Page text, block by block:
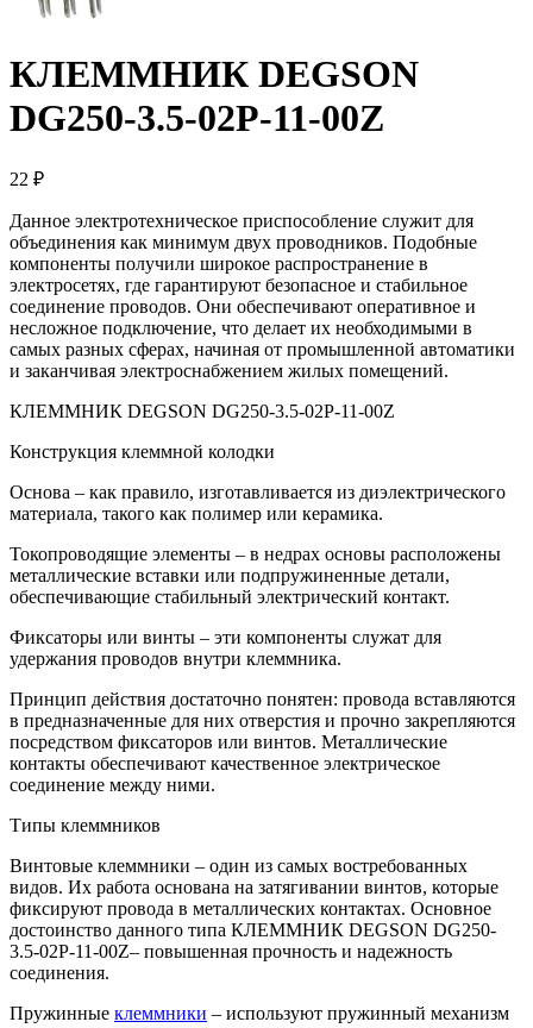
КЛЕММНИК DEGSON
DG250-3.5-02P-11-00Z
22 ₽
Данное электротехническое приспособление служит для
объединения как минимум двух проводников. Подобные
компоненты получили широкое распространение в
электросетях, где гарантируют безопасное и стабильное
соединение проводов. Они обеспечивают оперативное и
несложное подключение, что делает их необходимыми в
самых разных сферах, начиная от промышленной автоматики
и заканчивая электроснабжением жилых помещений.
КЛЕММНИК DEGSON DG250-3.5-02P-11-00Z
Конструкция клеммной колодки
Основа – как правило, изготавливается из диэлектрического
материала, такого как полимер или керамика.
Токопроводящие элементы – в недрах основы расположены
металлические вставки или подпружиненные детали,
обеспечивающие стабильный электрический контакт.
Фиксаторы или винты – эти компоненты служат для
удержания проводов внутри клеммника.
Принцип действия достаточно понятен: провода вставляются
в предназначенные для них отверстия и прочно закрепляются
посредством фиксаторов или винтов. Металлические
контакты обеспечивают качественное электрическое
соединение между ними.
Типы клеммников
Винтовые клеммники – один из самых востребованных
видов. Их работа основана на затягивании винтов, которые
фиксируют провода в металлических контактах. Основное
достоинство данного типа КЛЕММНИК DEGSON DG250-
3.5-02P-11-00Z– повышенная прочность и надежность
соединения.
Пружинные клеммники – используют пружинный механизм